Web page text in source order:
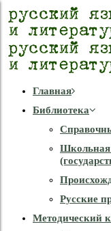
Главная
Библиотека
Школьная
Русские
Методический